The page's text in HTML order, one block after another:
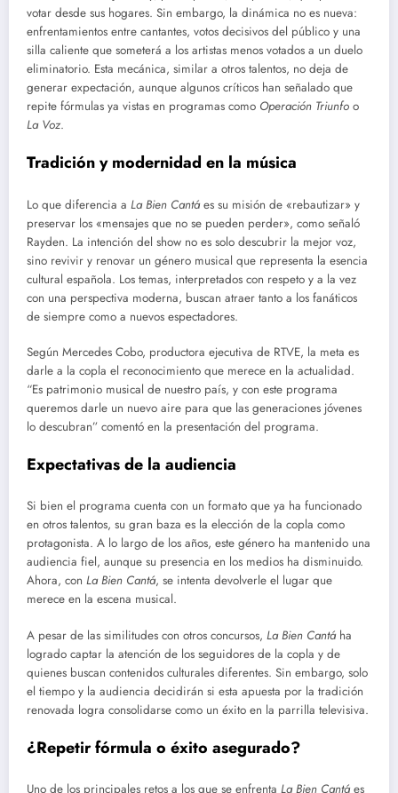
votar desde sus hogares. Sin embargo, la dinámica no es nueva:
enfrentamientos entre cantantes, votos decisivos del público y una
silla caliente que someterá a los artistas menos votados a un duelo
eliminatorio. Esta mecánica, similar a otros talentos, no deja de
generar expectación, aunque algunos críticos han señalado que
repite fórmulas ya vistas en programas como Operación Triunfo o
La Voz.
Tradición y modernidad en la música
Lo que diferencia a La Bien Cantáes su misión de «rebautizar» y
preservar los «mensajes que no se pueden perder», como señaló
Rayden. La intención del show no es solo descubrir la mejor voz,
sino revivir y renovar un género musical que representa la esencia
cultural española. Los temas, interpretados con respeto y a la vez
con una perspectiva moderna, buscan atraer tanto a los fanáticos
de siempre como a nuevos espectadores.
Según Mercedes Cobo, productora ejecutiva de RTVE, la meta es
darle a la copla el reconocimiento que merece en la actualidad.
“Es patrimonio musical de nuestro país, y con este programa
queremos darle un nuevo aire para que las generaciones jóvenes
lo descubran” comentó en la presentación del programa.
Expectativas de la audiencia
Si bien el programa cuenta con un formato que ya ha funcionado
en otros talentos, su gran baza es la elección de la copla como
protagonista. A lo largo de los años, este género ha mantenido una
audiencia fiel, aunque su presencia en los medios ha disminuido.
Ahora, con La Bien Cantá, se intenta devolverle el lugar que
merece en la escena musical.
A pesar de las similitudes con otros concursos, La Bien Cantáha
logrado captar la atención de los seguidores de la copla y de
quienes buscan contenidos culturales diferentes. Sin embargo, solo
el tiempo y la audiencia decidirán si esta apuesta por la tradición
renovada logra consolidarse como un éxito en la parrilla televisiva.
¿Repetir fórmula o éxito asegurado?
Uno de los principales retos a los que se enfrenta La Bien Cantáes